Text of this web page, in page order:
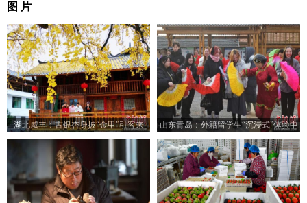
图 片
湖北咸丰：古银杏身披“金甲”引客来
山东青岛：外籍留学生“沉浸式”体验中
国乡村之美